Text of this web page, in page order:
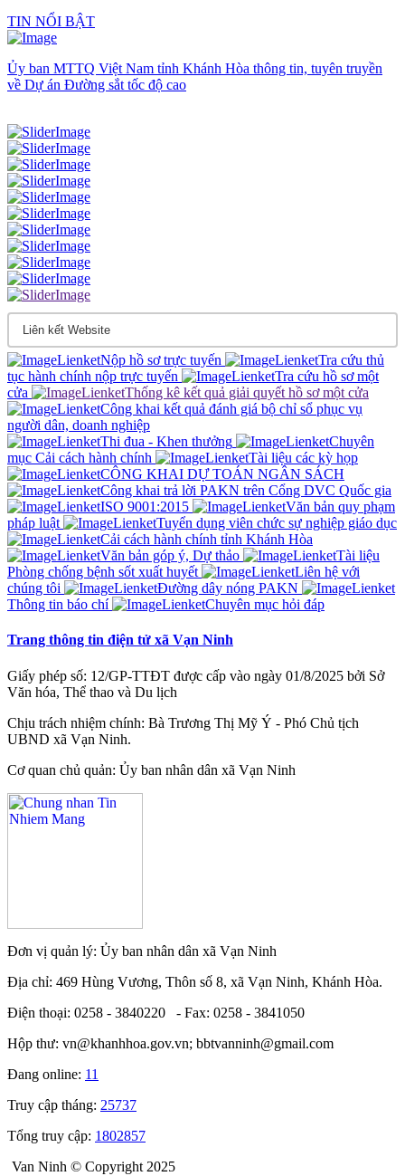
TIN NỔI BẬT
Ủy ban MTTQ Việt Nam tỉnh Khánh Hòa thông tin, tuyên truyền
về Dự án Đường sắt tốc độ cao
Nộp hồ sơ trực tuyến
Tra cứu thủ
tục hành chính nộp trực tuyến
Tra cứu hồ sơ một
cửa
Thống kê kết quả giải quyết hồ sơ một cửa
Công khai kết quả đánh giá bộ chỉ sổ phục vụ
người dân, doanh nghiệp
Thi đua - Khen thưởng
Chuyên
mục Cải cách hành chính
Tài liệu các kỳ họp
CÔNG KHAI DỰ TOÁN NGÂN SÁCH
Công khai trả lời PAKN trên Cổng DVC Quốc gia
ISO 9001:2015
Văn bản quy phạm
pháp luật
Tuyển dụng viên chức sự nghiệp giáo dục
Cải cách hành chính tỉnh Khánh Hòa
Văn bản góp ý, Dự thảo
Tài liệu
Phòng chống bệnh sốt xuất huyết
Liên hệ với
chúng tôi
Đường dây nóng PAKN
Thông tin báo chí
Chuyên mục hỏi đáp
Trang thông tin điện tử xã Vạn Ninh
Giấy phép số: 12/GP-TTĐT được cấp vào ngày 01/8/2025 bởi Sở
Văn hóa, Thể thao và Du lịch
Chịu trách nhiệm chính: Bà Trương Thị Mỹ Ý - Phó Chủ tịch
UBND xã Vạn Ninh.
Cơ quan chủ quản: Ủy ban nhân dân xã Vạn Ninh
Đơn vị quản lý: Ủy ban nhân dân xã Vạn Ninh
Địa chỉ: 469 Hùng Vương, Thôn số 8, xã Vạn Ninh, Khánh Hòa.
Điện thoại: 0258 - 3840220 - Fax: 0258 - 3841050
Hộp thư: vn@khanhhoa.gov.vn; bbtvanninh@gmail.com
Đang online: 11
Truy cập tháng: 25737
Tổng truy cập: 1802857
Van Ninh © Copyright 2025